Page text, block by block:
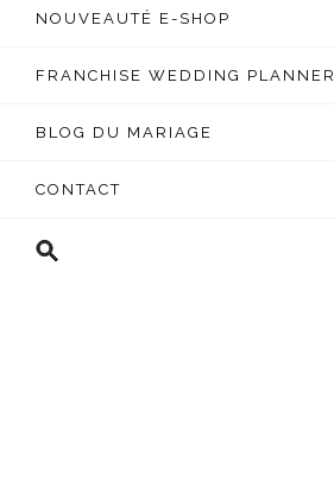
NOUVEAUTÉ E-SHOP
FRANCHISE WEDDING PLANNER
BLOG DU MARIAGE
CONTACT